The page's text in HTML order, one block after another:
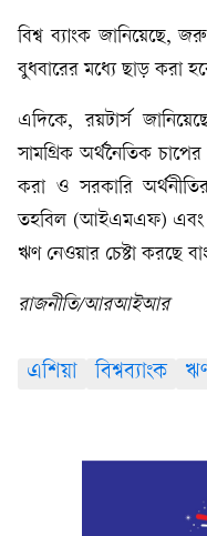
বিশ্ব ব্যাংক জানিয়েছে,
বুধবারের মধ্যে ছাড় করা
এদিকে, রয়টার্স
সামগ্রিক অর্থনৈতিক চাপের
করা ও সরকারি
তহবিল (আইএমএফ) এবং
ঋণ নেওয়ার চেষ্টা করছে
রাজনীতি/আরআইআর
এশিয়া বিশ্বব্যাংক